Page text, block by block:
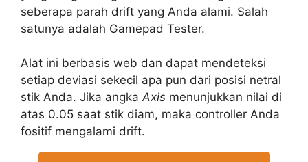
seberapa parah drift yang Anda alami. Salah
satunya adalah Gamepad Tester.
Alat ini berbasis web dan dapat mendeteksi
setiap deviasi sekecil apa pun dari posisi netral
stik Anda. Jika angkaAxis menunjukkan nilai di
atas 0.05 saat stik diam, maka controller Anda
fositif mengalami drift.